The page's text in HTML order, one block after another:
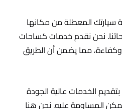
سيارتك المعطلة من مكانها
نحن نقدم خدمات كساحات
وكفاءة، مما يضمن أن الطريق
بتقديم الخدمات عالية الجودة
المساومة عليه. نحن هنا